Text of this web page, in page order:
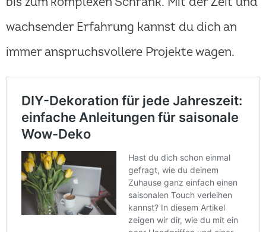
wachsender Erfahrung kannst du dich an
immer anspruchsvollere Projekte wagen.